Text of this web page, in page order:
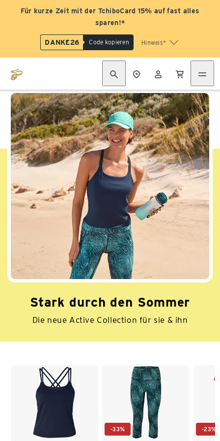
Für kurze Zeit mit der TchiboCard 15% auf fast alles
sparen!*
DANKE26 Code kopieren Hinweis*
Stark durch den Sommer
Die neue Active Collection für sie & ihn
-33% -23%